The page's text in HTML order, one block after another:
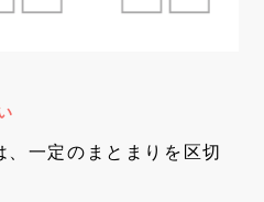
、一定のまとまりを区切